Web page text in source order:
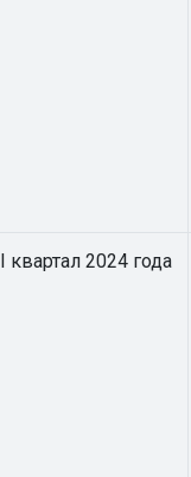
I квартал 2024 года